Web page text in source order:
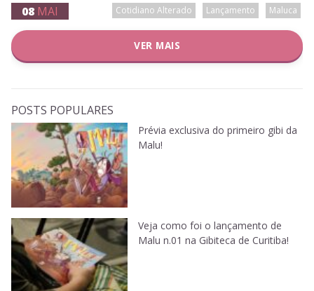
08 MAI Cotidiano Alterado Lançamento Maluca
VER MAIS
POSTS POPULARES
Prévia exclusiva do primeiro gibi da
Malu!
Veja como foi o lançamento de
Malu n.01 na Gibiteca de Curitiba!